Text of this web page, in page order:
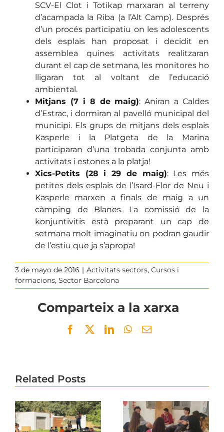
SCV-El Clot i Totikap marxaran al terreny
d’acampada la Riba (a l’Alt Camp). Després
d’un procés participatiu on les adolescents
dels esplais han proposat i decidit en
assemblea quines activitats realitzaran
durant el cap de setmana, les monitores ho
lligaran tot al voltant de l’educació
ambiental.
Mitjans (7 i 8 de maig): Aniran a Caldes
d’Estrac, i dormiran al pavelló municipal del
municipi. Els grups de mitjans dels esplais
Kasperle i la Platgeta de la Marina
participaran d’una trobada conjunta amb
activitats i estones a la platja!
Xics-Petits (28 i 29 de maig): Les més
petites dels esplais de l’Isard-Flor de Neu i
Kasperle marxen a finals de maig a un
càmping de Blanes. La comissió de la
konjuntivitis està preparant un cap de
setmana molt imaginatiu on podran gaudir
de l’estiu que ja s’apropa!
3 de mayo de 2016 | Activitats sectors, Cursos i
formacions, Sector Barcelona
Comparteix a la xarxa
Facebook
TwitterLinkedInWhatsApp
Email
Related Posts